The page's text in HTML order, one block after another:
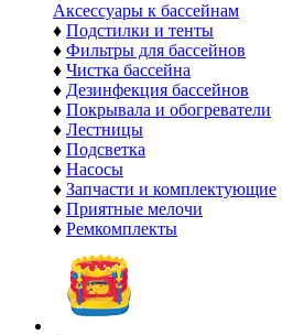
Аксессуары к бассейнам
♦ Подстилки и тенты
♦ Фильтры для бассейнов
♦ Чистка бассейна
♦ Дезинфекция бассейнов
♦ Покрывала и обогреватели
♦ Лестницы
♦ Подсветка
♦ Насосы
♦ Запчасти и комплектующие
♦ Приятные мелочи
♦ Ремкомплекты